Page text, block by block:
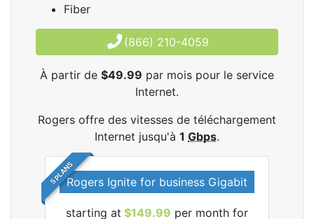
Fiber
(866) 210-4059
À partir de $49.99 par mois pour le service
Internet.
Rogers offre des vitesses de téléchargement
Internet jusqu'à 1 Gbps.
5 PLANSRogers Ignite for business Gigabit
starting at $149.99 per month for